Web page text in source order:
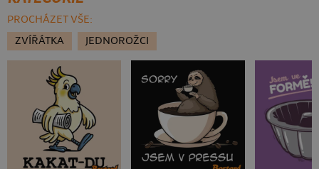
PROCHÁZET VŠE:
ZVÍŘÁTKA
JEDNOROŽCI